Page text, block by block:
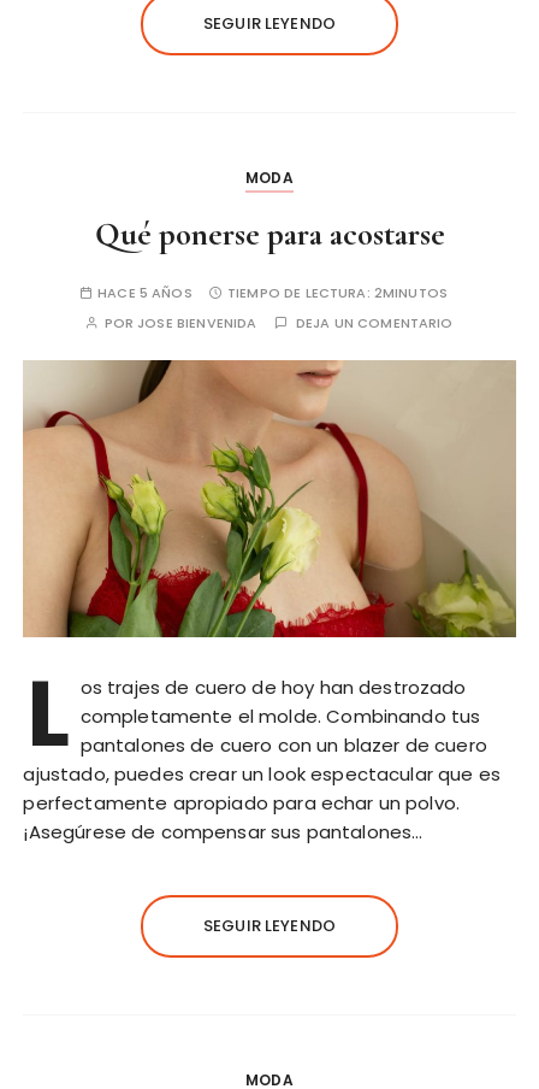
SEGUIR LEYENDO
MODA
Qué ponerse para acostarse
HACE 5 AÑOS TIEMPO DE LECTURA: 2MINUTOS
POR JOSE BIENVENIDA DEJA UN COMENTARIO
L os trajes de cuero de hoy han destrozado
completamente el molde. Combinando tus
pantalones de cuero con un blazer de cuero
ajustado, puedes crear un look espectacular que es
perfectamente apropiado para echar un polvo.
¡Asegúrese de compensar sus pantalones…
SEGUIR LEYENDO
MODA